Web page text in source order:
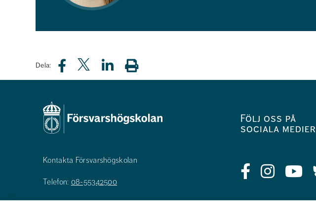
Dela:
Kontakta Försvarshögskolan
Telefon: 08-55342500
E-post: registrator@fhs.se
Följ oss på
sociala medier